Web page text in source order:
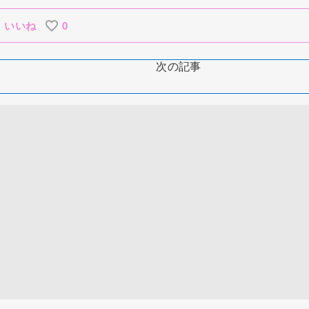
いいね 0
次の記事